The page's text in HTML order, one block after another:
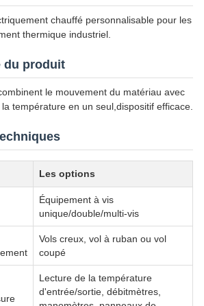
chauffé personnalisable pour les
thermique industriel.
du produit
le mouvement du matériau avec
température en un seul,dispositif efficace.
Les options
Équipement à vis
unique/double/multi-vis
Vols creux, vol à ruban ou vol
coupé
Lecture de la température
d'entrée/sortie, débitmètres,